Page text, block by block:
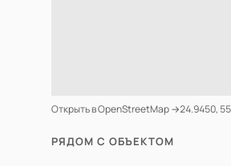
Открыть в OpenStreetMap →24.9450,
РЯДОМ С ОБЪЕКТОМ